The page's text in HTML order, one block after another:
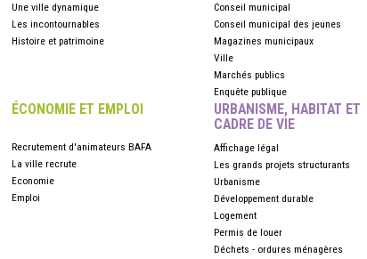
Une ville dynamique
Les incontournables
Histoire et patrimoine
Conseil municipal
Conseil municipal des jeunes
Magazines municipaux
Ville
Marchés publics
Enquête publique
ÉCONOMIE ET EMPLOI
Recrutement d'animateurs BAFA
La ville recrute
Economie
Emploi
URBANISME, HABITAT ET
CADRE DE VIE
Affichage légal
Les grands projets structurants
Urbanisme
Développement durable
Logement
Permis de louer
Déchets - ordures ménagères